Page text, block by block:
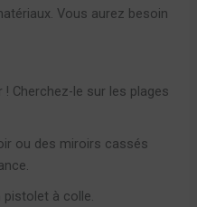
Vous aurez besoin
Cherchez-le sur les plages
ou des miroirs cassés
pistolet à colle.